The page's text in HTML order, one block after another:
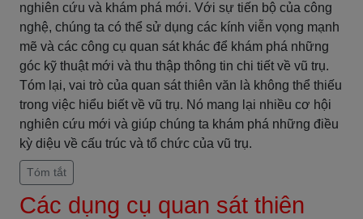
nghiên cứu và khám phá mới. Với sự tiến bộ của công
nghệ, chúng ta có thể sử dụng các kính viễn vọng mạnh
mẽ và các công cụ quan sát khác để khám phá những
góc kỹ thuật mới và thu thập thông tin chi tiết về vũ trụ.
Tóm lại, vai trò của quan sát thiên văn là không thể thiếu
trong việc hiểu biết về vũ trụ. Nó mang lại nhiều cơ hội
nghiên cứu mới và giúp chúng ta khám phá những điều
kỳ diệu về cấu trúc và tổ chức của vũ trụ.
Tóm tắt
Các dụng cụ quan sát thiên